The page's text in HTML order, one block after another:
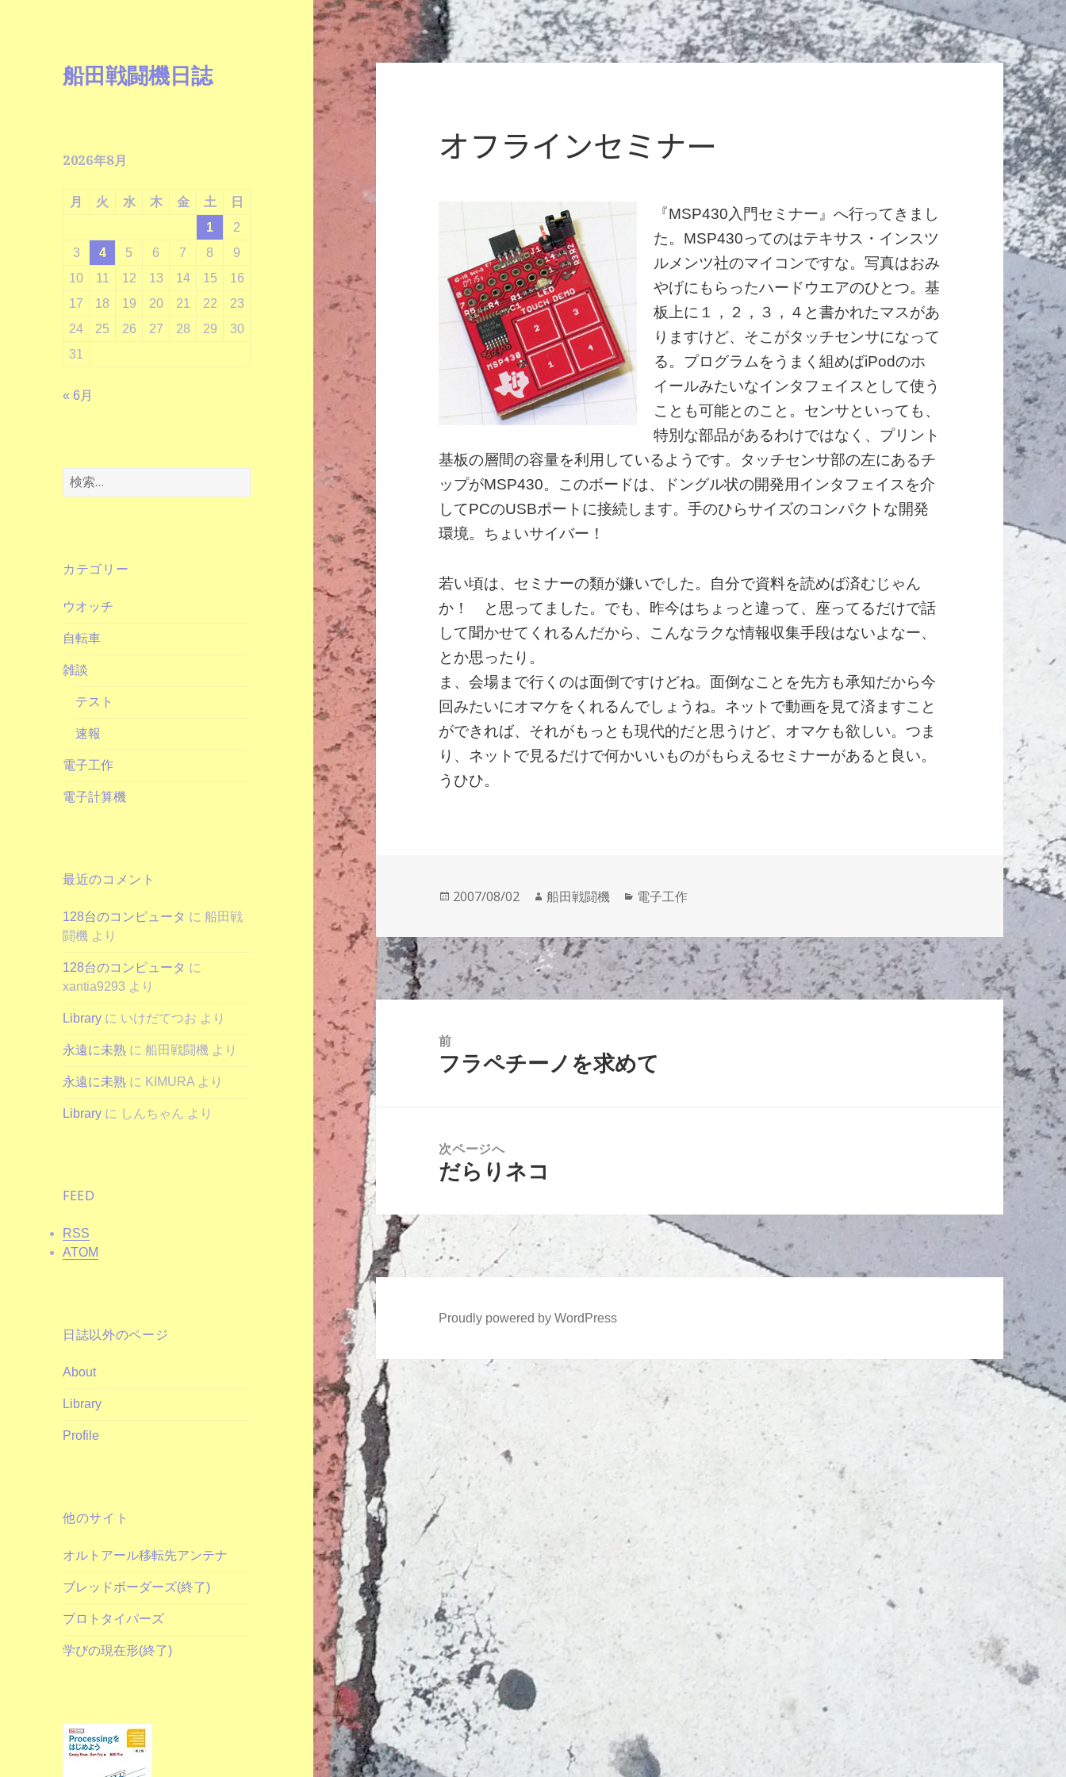
船田戦闘機日誌
2026年8月
月 火 水 木 金 土
日
1
2
3
4 5 6 7 8
9
10
11 12 13 14 15
16
17
18 19 20 21 22
23
24
25 26 27 28 29
30
31
« 6月
検
索:
カテゴリー
ウオッチ
自転車
雑談
テスト
速報
電子工作
電子計算機
最近のコメント
128台のコンピュータ に船田戦
闘機 より
128台のコンピュータ に
xantia9293 より
Library に いけだてつお より
永遠に未熟 に船田戦闘機 より
永遠に未熟 に KIMURA より
Library に しんちゃん より
FEED
RSS
ATOM
日誌以外のページ
About
Library
Profile
他のサイト
オルトアール移転先アンテナ
ブレッドボーダーズ(終了)
プロトタイパーズ
学びの現在形(終了)
オフラインセミナー
『MSP430入門セミナー』へ行ってきまし
た。MSP430ってのはテキサス・インスツ
ルメンツ社のマイコンですな。写真はおみ
やげにもらったハードウエアのひとつ。基
板上に１，２，３，４と書かれたマスがあ
りますけど、そこがタッチセンサになって
る。プログラムをうまく組めばiPodのホ
イールみたいなインタフェイスとして使う
ことも可能とのこと。センサといっても、
特別な部品があるわけではなく、プリント
基板の層間の容量を利用しているようです。タッチセンサ部の左にあるチ
ップがMSP430。このボードは、ドングル状の開発用インタフェイスを介
してPCのUSBポートに接続します。手のひらサイズのコンパクトな開発
環境。ちょいサイバー！
若い頃は、セミナーの類が嫌いでした。自分で資料を読めば済むじゃん
か！ と思ってました。でも、昨今はちょっと違って、座ってるだけで話
して聞かせてくれるんだから、こんなラクな情報収集手段はないよなー、
とか思ったり。
ま、会場まで行くのは面倒ですけどね。面倒なことを先方も承知だから今
回みたいにオマケをくれるんでしょうね。ネットで動画を見て済ますこと
ができれば、それがもっとも現代的だと思うけど、オマケも欲しい。つま
り、ネットで見るだけで何かいいものがもらえるセミナーがあると良い。
うひひ。
投
日:
2007/08/02
作
者
船田戦闘機
カ
ゴ
リ
ー
電子工作
投
稿
ナ
ョ
前
前
フラペチーノを求めて
次ページへ
次
投
稿:
だらりネコ
Proudly powered by WordPress